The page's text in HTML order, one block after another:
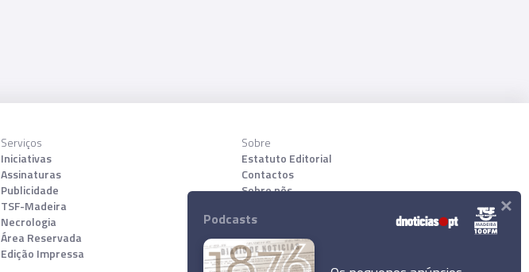
Serviços
Iniciativas
Assinaturas
Publicidade
TSF-Madeira
Necrologia
Área Reservada
Edição Impressa
Sobre
Estatuto Editorial
Contactos
Sobre nõs
Download App
Podcasts ×